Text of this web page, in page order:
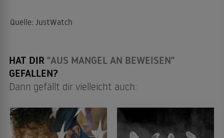
Quelle: JustWatch
HAT DIR "AUS MANGEL AN BEWEISEN"
GEFALLEN?
Dann gefällt dir vielleicht auch: